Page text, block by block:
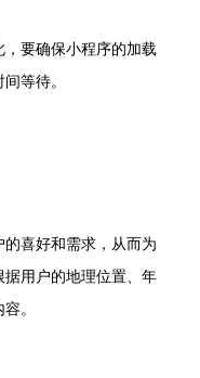
要确保小程序的加载
等待。
喜好和需求，从而为
据用户的地理位置、年
。